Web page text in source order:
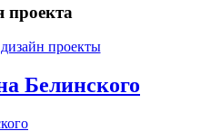
проекта
проекты
Белинского